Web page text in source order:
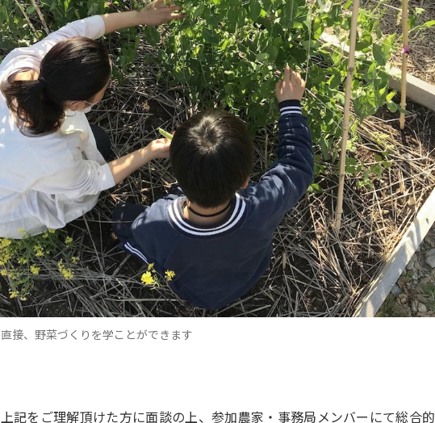
接、野菜づくりを学ことができます
記をご理解頂けた方に面談の上、参加農家・事務局メンバーにて総合的